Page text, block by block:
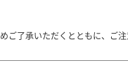
ご了承いただくとともに、ご